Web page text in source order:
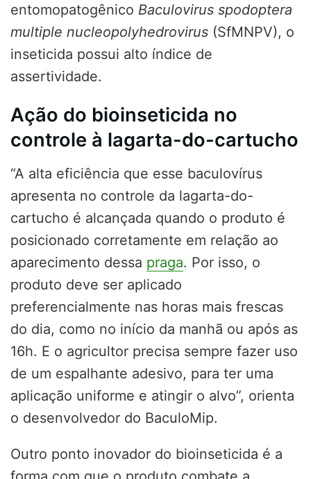
entomopatogênico Baculovirus spodoptera
multiple nucleopolyhedrovirus (SfMNPV), o
inseticida possui alto índice de
assertividade.
Ação do bioinseticida no
controle à lagarta-do-cartucho
“A alta eficiência que esse baculovírus
apresenta no controle da lagarta-do-
cartucho é alcançada quando o produto é
posicionado corretamente em relação ao
aparecimento dessa praga. Por isso, o
produto deve ser aplicado
preferencialmente nas horas mais frescas
do dia, como no início da manhã ou após as
16h. E o agricultor precisa sempre fazer uso
de um espalhante adesivo, para ter uma
aplicação uniforme e atingir o alvo”, orienta
o desenvolvedor do BaculoMip.
Outro ponto inovador do bioinseticida é a